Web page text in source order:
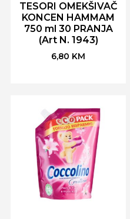
TESORI OMEKŠIVAČ
KONCEN HAMMAM
750 ml 30 PRANJA
(Art N. 1943)
6,80 KM